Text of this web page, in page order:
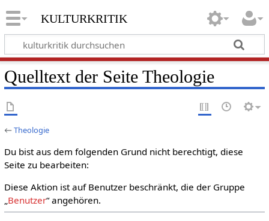
kulturkritik
Quelltext der Seite Theologie
←Theologie
Du bist aus dem folgenden Grund nicht berechtigt, diese
Seite zu bearbeiten:
Diese Aktion ist auf Benutzer beschränkt, die der Gruppe
„Benutzer“ angehören.